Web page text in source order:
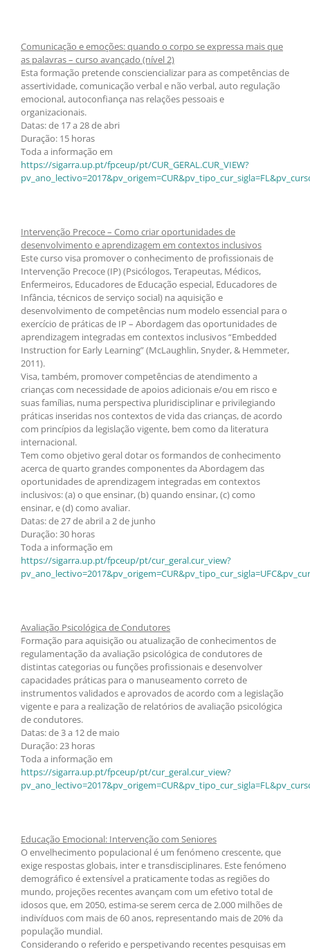
Comunicação e emoções: quando o corpo se expressa mais que
as palavras – curso avançado (nível 2)
Esta formação pretende consciencializar para as competências de
assertividade, comunicação verbal e não verbal, auto regulação
emocional, autoconfiança nas relações pessoais e
organizacionais.
Datas: de 17 a 28 de abri
Duração: 15 horas
Toda a informação em
https://sigarra.up.pt/fpceup/pt/CUR_GERAL.CUR_VIEW?
Intervenção Precoce – Como criar oportunidades de
desenvolvimento e aprendizagem em contextos inclusivos
Este curso visa promover o conhecimento de profissionais de
Intervenção Precoce (IP) (Psicólogos, Terapeutas, Médicos,
Enfermeiros, Educadores de Educação especial, Educadores de
Infância, técnicos de serviço social) na aquisição e
desenvolvimento de competências num modelo essencial para o
exercício de práticas de IP – Abordagem das oportunidades de
aprendizagem integradas em contextos inclusivos “Embedded
Instruction for Early Learning” (McLaughlin, Snyder, & Hemmeter,
2011).
Visa, também, promover competências de atendimento a
crianças com necessidade de apoios adicionais e/ou em risco e
suas famílias, numa perspectiva pluridisciplinar e privilegiando
práticas inseridas nos contextos de vida das crianças, de acordo
com princípios da legislação vigente, bem como da literatura
internacional.
Tem como objetivo geral dotar os formandos de conhecimento
acerca de quarto grandes componentes da Abordagem das
oportunidades de aprendizagem integradas em contextos
inclusivos: (a) o que ensinar, (b) quando ensinar, (c) como
ensinar, e (d) como avaliar.
Datas: de 27 de abril a 2 de junho
Duração: 30 horas
Toda a informação em
https://sigarra.up.pt/fpceup/pt/cur_geral.cur_view?
Avaliação Psicológica de Condutores
Formação para aquisição ou atualização de conhecimentos de
regulamentação da avaliação psicológica de condutores de
distintas categorias ou funções profissionais e desenvolver
capacidades práticas para o manuseamento correto de
instrumentos validados e aprovados de acordo com a legislação
vigente e para a realização de relatórios de avaliação psicológica
de condutores.
Datas: de 3 a 12 de maio
Duração: 23 horas
Toda a informação em
https://sigarra.up.pt/fpceup/pt/cur_geral.cur_view?
Educação Emocional: Intervenção com Seniores
O envelhecimento populacional é um fenómeno crescente, que
exige respostas globais, inter e transdisciplinares. Este fenómeno
demográfico é extensível a praticamente todas as regiões do
mundo, projeções recentes avançam com um efetivo total de
idosos que, em 2050, estima-se serem cerca de 2.000 milhões de
indivíduos com mais de 60 anos, representando mais de 20% da
população mundial.
Considerando o referido e perspetivando recentes pesquisas em